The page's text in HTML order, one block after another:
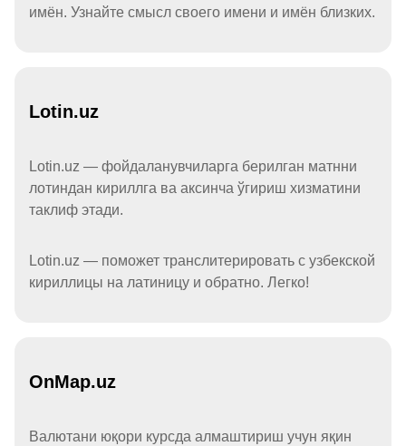
имён. Узнайте смысл своего имени и имён близких.
Lotin.uz
Lotin.uz — фойдаланувчиларга берилган матнни
лотиндан кириллга ва аксинча ўгириш хизматини
таклиф этади.
Lotin.uz — поможет транслитерировать с узбекской
кириллицы на латиницу и обратно. Легко!
OnMap.uz
Валютани юқори курсда алмаштириш учун яқин